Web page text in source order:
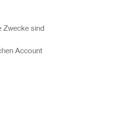
Zwecke sind
Account